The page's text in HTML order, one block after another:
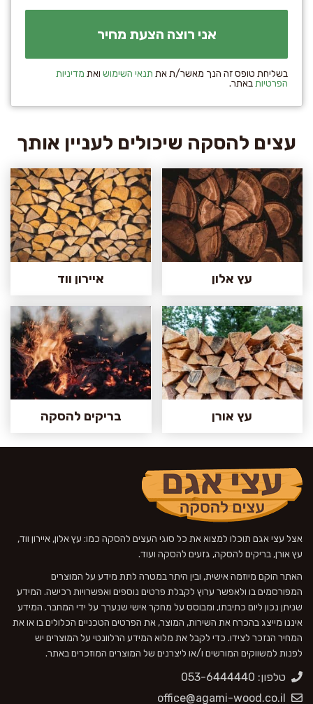
בשליחת טופס זה הנך מאשר/ת את תנאי השימוש ואת מדיניות
הפרטיותבאתר.
עצים להסקה שיכולים לעניין אותך
עץ אלון איירון ווד
עץ אורן בריקים להסקה
אצל עצי אגם תוכלו למצוא את כל סוגי העצים להסקה כמו: עץ אלון, איירון ווד,
עץ אורן, בריקים להסקה, גזעים להסקה ועוד.
האתר הוקם מיוזמה אישית, ובין היתר במטרה לתת מידע על המוצרים
המפורסמים בו ולאפשר ערוץ לקבלת פרטים נוספים ואפשרויות רכישה. המידע
שניתן נכון ליום כתיבתו, ומבוסס על מחקר אישי שנערך על ידי המחבר. המידע
איננו מייצג בהכרח את השירות, המוצר, את הפרטים הטכניים הכלולים בו או את
המחיר הנזכר לצידו. כדי לקבל את מלוא המידע הרלוונטי על המוצרים יש
לפנות למשווקים המורשים ו/או ליצרנים של המוצרים המוזכרים באתר.
טלפון: 053-6444440
office@agami-wood.co.il